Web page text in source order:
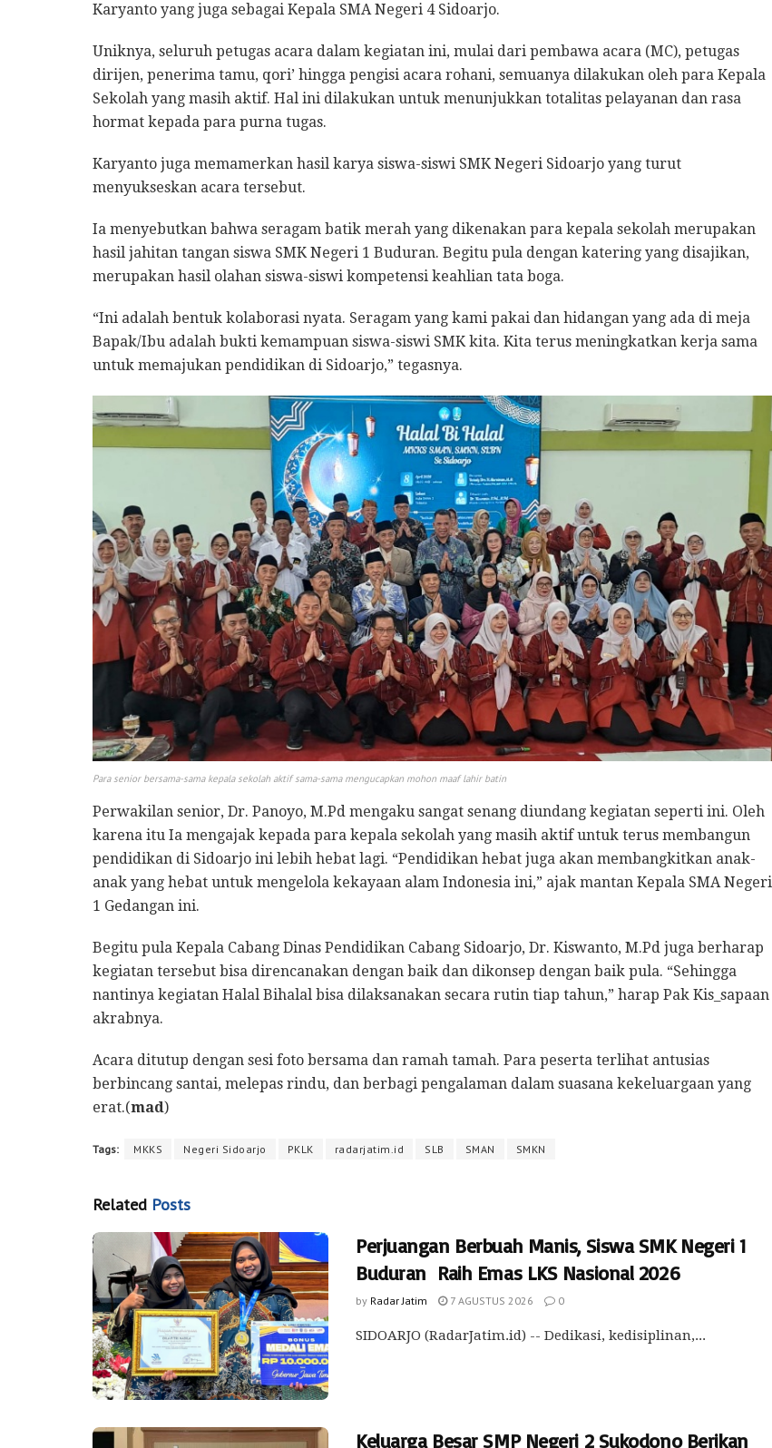
Karyanto yang juga sebagai Kepala SMA Negeri 4 Sidoarjo.
​Uniknya, seluruh petugas acara dalam kegiatan ini, mulai dari pembawa acara (MC), petugas
dirijen, penerima tamu, qori’ hingga pengisi acara rohani, semuanya dilakukan oleh para Kepala
Sekolah yang masih aktif. Hal ini dilakukan untuk menunjukkan totalitas pelayanan dan rasa
hormat kepada para purna tugas.
​Karyanto juga memamerkan hasil karya siswa-siswi SMK Negeri Sidoarjo yang turut
menyukseskan acara tersebut.
Ia menyebutkan bahwa seragam batik merah yang dikenakan para kepala sekolah merupakan
hasil jahitan tangan siswa SMK Negeri 1 Buduran. Begitu pula dengan katering yang disajikan,
merupakan hasil olahan siswa-siswi kompetensi keahlian tata boga.
​“Ini adalah bentuk kolaborasi nyata. Seragam yang kami pakai dan hidangan yang ada di meja
Bapak/Ibu adalah bukti kemampuan siswa-siswi SMK kita. Kita terus meningkatkan kerja sama
untuk memajukan pendidikan di Sidoarjo,” tegasnya.
Para senior bersama-sama kepala sekolah aktif sama-sama mengucapkan mohon maaf lahir batin
Perwakilan senior, Dr. Panoyo, M.Pd mengaku sangat senang diundang kegiatan seperti ini. Oleh
karena itu Ia mengajak kepada para kepala sekolah yang masih aktif untuk terus membangun
pendidikan di Sidoarjo ini lebih hebat lagi. “Pendidikan hebat juga akan membangkitkan anak-
anak yang hebat untuk mengelola kekayaan alam Indonesia ini,” ajak mantan Kepala SMA Negeri
1 Gedangan ini.
Begitu pula Kepala Cabang Dinas Pendidikan Cabang Sidoarjo, Dr. Kiswanto, M.Pd juga berharap
kegiatan tersebut bisa direncanakan dengan baik dan dikonsep dengan baik pula. “Sehingga
nantinya kegiatan Halal Bihalal bisa dilaksanakan secara rutin tiap tahun,” harap Pak Kis_sapaan
akrabnya.
Acara ditutup dengan sesi foto bersama dan ramah tamah. Para peserta terlihat antusias
berbincang santai, melepas rindu, dan berbagi pengalaman dalam suasana kekeluargaan yang
erat.(mad)
Tags: MKKS Negeri Sidoarjo PKLK radarjatim.id SLB SMAN SMKN
Related Posts
Perjuangan Berbuah Manis, Siswa SMK Negeri 1
Buduran Raih Emas LKS Nasional 2026
by Radar Jatim 7 AGUSTUS 2026 0
SIDOARJO (RadarJatim.id) -- Dedikasi, kedisiplinan,...
Keluarga Besar SMP Negeri 2 Sukodono Berikan